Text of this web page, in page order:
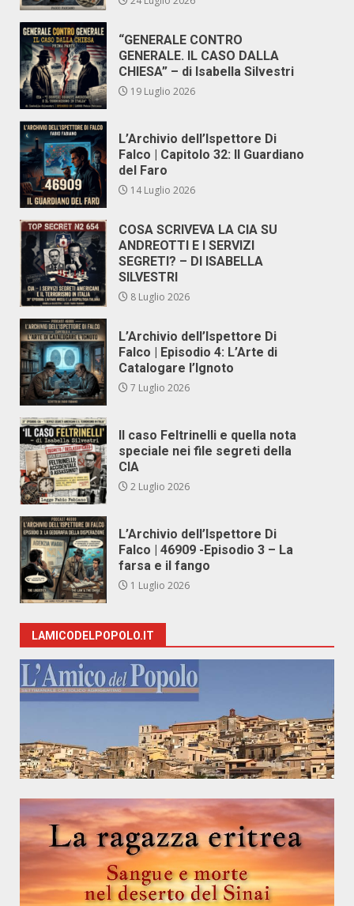
“GENERALE CONTRO
GENERALE. IL CASO DALLA
CHIESA” – di Isabella Silvestri
19 Luglio 2026
L’Archivio dell’Ispettore Di
Falco | Capitolo 32: Il Guardiano
del Faro
14 Luglio 2026
COSA SCRIVEVA LA CIA SU
ANDREOTTI E I SERVIZI
SEGRETI? – DI ISABELLA
SILVESTRI
8 Luglio 2026
L’Archivio dell’Ispettore Di
Falco | Episodio 4: L’Arte di
Catalogare l’Ignoto
7 Luglio 2026
Il caso Feltrinelli e quella nota
speciale nei file segreti della
CIA
2 Luglio 2026
L’Archivio dell’Ispettore Di
Falco | 46909 -Episodio 3 – La
farsa e il fango
1 Luglio 2026
LAMICODELPOPOLO.IT